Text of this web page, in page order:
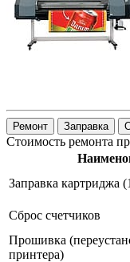
Ремонт Заправка
Стоимость ремонта
Заправка картриджа
Сброс счетчиков
Прошивка
принтера)